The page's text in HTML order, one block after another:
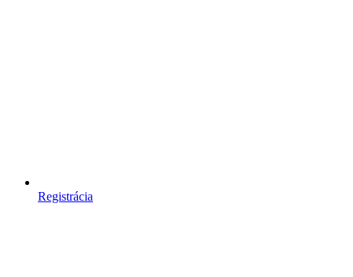
Registrácia